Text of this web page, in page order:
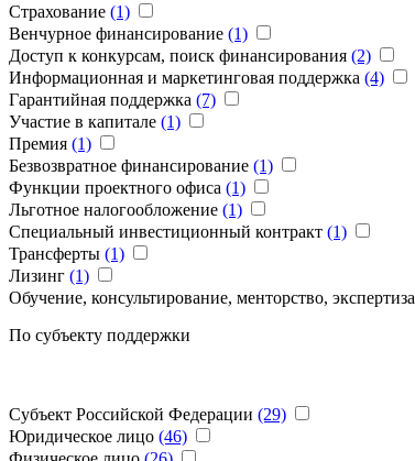
Страхование (1)
Венчурное финансирование (1)
Доступ к конкурсам, поиск финансирования (2)
Информационная и маркетинговая поддержка (4)
Гарантийная поддержка (7)
Участие в капитале (1)
Премия (1)
Безвозвратное финансирование (1)
Функции проектного офиса (1)
Льготное налогообложение (1)
Специальный инвестиционный контракт (1)
Трансферты (1)
Лизинг (1)
Обучение, консультирование, менторство, экспертиза
По субъекту поддержки
Субъект Российской Федерации (29)
Юридическое лицо (46)